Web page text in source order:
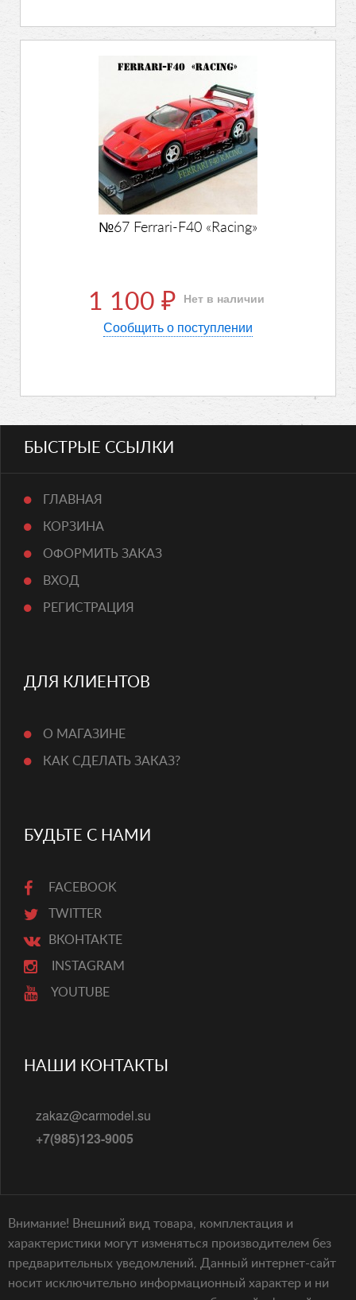
№67 Ferrari-F40 «Racing»
1 100 ₽ Нет в наличии
Сообщить о поступлении
БЫСТРЫЕ ССЫЛКИ
ГЛАВНАЯ
КОРЗИНА
ОФОРМИТЬ ЗАКАЗ
ВХОД
РЕГИСТРАЦИЯ
ДЛЯ КЛИЕНТОВ
О МАГАЗИНЕ
КАК СДЕЛАТЬ ЗАКАЗ?
БУДЬТЕ С НАМИ
FACEBOOK
TWITTER
ВКОНТАКТЕ
INSTAGRAM
YOUTUBE
НАШИ КОНТАКТЫ
zakaz@carmodel.su
+7(985)123-9005
Внимание! Внешний вид товара, комплектация и
характеристики могут изменяться производителем без
предварительных уведомлений. Данный интернет-сайт
носит исключительно информационный характер и ни